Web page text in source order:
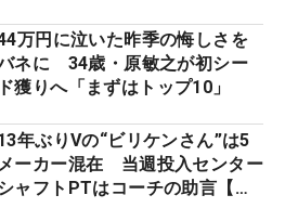
万円に泣いた昨季の悔しさを
ネに 34歳・原敏之が初シー
ド獲りへ「まずはトップ10」
年ぶりVの“ビリケンさん”は5
ーカー混在 当週投入センター
ャフトPTはコーチの助言【勝